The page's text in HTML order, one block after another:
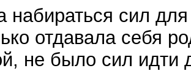
набираться сил
отдавала себя
не было сил идти